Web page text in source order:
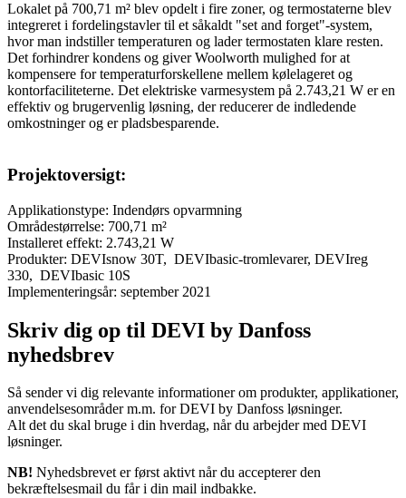
Lokalet på 700,71 m² blev opdelt i fire zoner, og termostaterne blev
integreret i fordelingstavler til et såkaldt "set and forget"-system,
hvor man indstiller temperaturen og lader termostaten klare resten.
Det forhindrer kondens og giver Woolworth mulighed for at
kompensere for temperaturforskellene mellem kølelageret og
kontorfaciliteterne. Det elektriske varmesystem på 2.743,21 W er en
effektiv og brugervenlig løsning, der reducerer de indledende
omkostninger og er pladsbesparende.
Projektoversigt:
Applikationstype: Indendørs opvarmning
Områdestørrelse: 700,71 m²
Installeret effekt: 2.743,21 W
Produkter: DEVIsnow 30T, DEVIbasic-tromlevarer, DEVIreg
330, DEVIbasic 10S
Implementeringsår: september 2021
Skriv dig op til DEVI by Danfoss
nyhedsbrev
Så sender vi dig relevante informationer om produkter, applikationer,
anvendelsesområder m.m. for DEVI by Danfoss løsninger.
Alt det du skal bruge i din hverdag, når du arbejder med DEVI
løsninger.
NB! Nyhedsbrevet er først aktivt når du accepterer den
bekræftelsesmail du får i din mail indbakke.